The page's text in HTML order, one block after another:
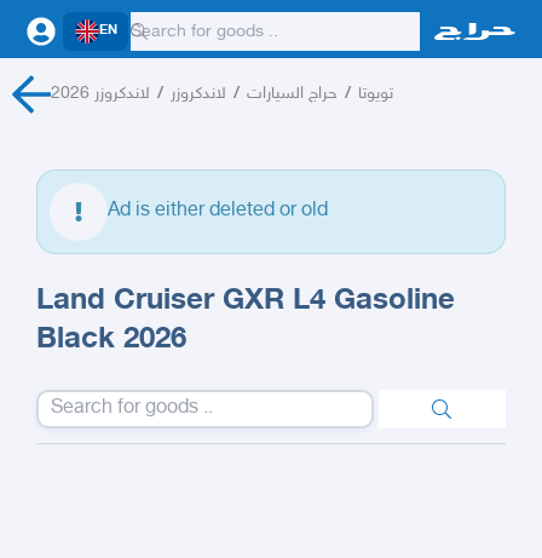
EN
لاندكروزر 2026 / لاندكروزر / حراج السيارات / تويوتا
Ad is either deleted or old
Land Cruiser GXR L4 Gasoline
Black 2026